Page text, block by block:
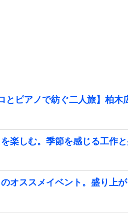
とピアノで紡ぐ二人旅】柏
を楽しむ。季節を感じる工作
のオススメイベント。盛り上